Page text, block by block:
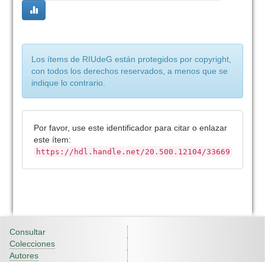
Los ítems de RIUdeG están protegidos por copyright,
con todos los derechos reservados, a menos que se
indique lo contrario.
Por favor, use este identificador para citar o enlazar
este ítem:
https://hdl.handle.net/20.500.12104/33669
Consultar
Colecciones
Autores